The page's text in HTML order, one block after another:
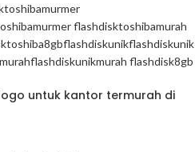
flashdisktoshibamurah
flashdiskunikflashdiskunik
flashdiskunikmurah flashdisk8gb
untuk kantor termurah di